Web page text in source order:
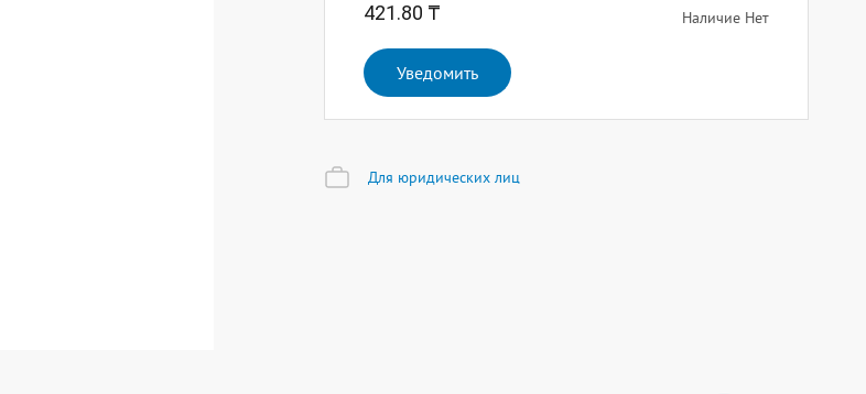
421.80 ₸ Наличие Нет
Уведомить
Для юридических лиц